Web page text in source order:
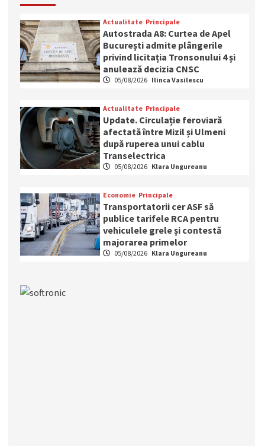
Actualitate Principale
Autostrada A8: Curtea de Apel
București admite plângerile
privind licitația Tronsonului 4 și
anulează decizia CNSC
05/08/2026 Ilinca Vasilescu
Actualitate Principale
Update. Circulație feroviară
afectată între Mizil și Ulmeni
după ruperea unui cablu
Transelectrica
05/08/2026 Klara Ungureanu
Economie Principale
Transportatorii cer ASF să
publice tarifele RCA pentru
vehiculele grele și contestă
majorarea primelor
05/08/2026 Klara Ungureanu